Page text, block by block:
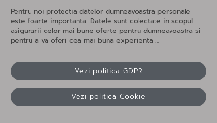
Pentru noi protectia datelor dumneavoastra personale
este foarte importanta. Datele sunt colectate in scopul
asigurarii celor mai bune oferte pentru dumneavoastra si
pentru a va oferi cea mai buna experienta …
Vezi politica GDPR
Vezi politica Cookie